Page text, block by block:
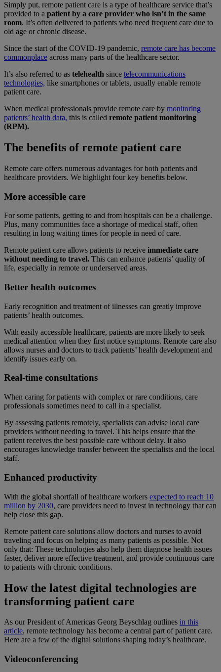
Simply put, remote patient care is a type of healthcare service that’s
provided to a patient by a care provider who isn’t in the same
room. It’s often delivered to patients who need frequent care due to
old age or chronic disease.
Since the start of the COVID-19 pandemic, remote care has become
commonplace across many parts of the healthcare sector.
It’s also referred to as telehealth since telecommunications
technologies, like smartphones or tablets, usually enable remote
patient care.
When medical professionals provide remote care by monitoring
patients’ health data, this is called remote patient monitoring
(RPM).
The benefits of remote patient care
Remote care offers numerous advantages for both patients and
healthcare providers. We highlight four key benefits below.
More accessible care
For some patients, getting to and from hospitals can be a challenge.
Plus, many communities face a shortage of medical staff, often
resulting in long waiting times for people in need of care.
Remote patient care allows patients to receive immediate care
without needing to travel. This can enhance patients’ quality of
life, especially in remote or underserved areas.
Better health outcomes
Early recognition and treatment of illnesses can greatly improve
patients’ health outcomes.
With easily accessible healthcare, patients are more likely to seek
medical attention when they first notice symptoms. Remote care also
allows nurses and doctors to track patients’ health development and
identify issues early on.
Real-time consultations
When caring for patients with complex or rare conditions, care
professionals sometimes need to call in a specialist.
By assessing patients remotely, specialists can advise local care
providers without needing to travel. This helps ensure that the
patient receives the best possible care without delay. It also
encourages knowledge transfer between the specialists and the local
staff.
Enhanced productivity
With the global shortfall of healthcare workers expected to reach 10
million by 2030, care providers need to invest in technology that can
help close this gap.
Remote patient care solutions allow doctors and nurses to avoid
traveling and focus on helping as many patients as possible. Not
only that: These technologies also help them diagnose health issues
faster, deliver more effective treatment, and provide continuous care
to patients with chronic conditions.
How the latest digital technologies are
transforming patient care
As our President of Americas Georg Beyschlag outlines in this
article, remote technology has become a central part of patient care.
Here are a few of the digital solutions shaping today’s healthcare.
Videoconferencing